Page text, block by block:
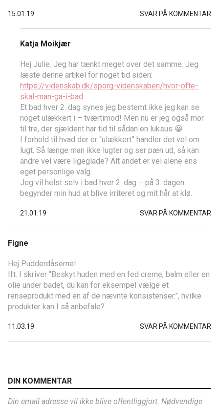
15.01.19 SVAR PÅ KOMMENTAR
Katja Moikjær
Hej Julie. Jeg har tænkt meget over det samme. Jeg
læste denne artikel for noget tid siden:
https://videnskab.dk/sporg-videnskaben/hvor-ofte-
skal-man-ga-i-bad
Et bad hver 2. dag synes jeg bestemt ikke jeg kan se
noget ulækkert i – tværtimod! Men nu er jeg også mor
til tre, der sjældent har tid til sådan en luksus 😀
I forhold til hvad der er “ulækkert” handler det vel om
lugt. Så længe man ikke lugter og ser pæn ud, så kan
andre vel være ligeglade? Alt andet er vel alene ens
eget personlige valg.
Jeg vil helst selv i bad hver 2. dag – på 3. dagen
begynder min hud at blive irriteret og mit hår at klø.
21.01.19 SVAR PÅ KOMMENTAR
Figne
Hej Pudderdåserne!
Ift. I skriver “Beskyt huden med en fed creme, balm eller en
olie under badet, du kan for eksempel vælge et
renseprodukt med en af de nævnte konsistenser.”, hvilke
produkter kan I så anbefale?
11.03.19 SVAR PÅ KOMMENTAR
DIN KOMMENTAR
Din email adresse vil ikke blive offentliggjort. Nødvendige